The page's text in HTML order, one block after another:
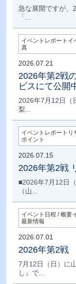
急な展開ですが、
「...
イベントレポートイ
真
2026.07.21
2026年第2戦
ビスにて公開
2026年7月12日（
梨...
イベントレポートリ
ポイント
2026.07.15
2026年第2戦
■2026年7月12日
（山...
イベント日程 / 概要
最新情報
2026.07.01
2026年第2戦
7月12日（日）に
し』で...